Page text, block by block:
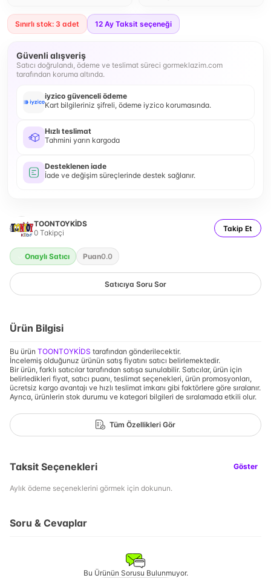
Sınırlı stok: 3 adet 12 Ay Taksit seçeneği
Güvenli alışveriş
Satıcı doğrulandı, ödeme ve teslimat süreci gormeklazim.com
tarafından koruma altında.
iyzico güvenceli ödeme
Kart bilgileriniz şifreli, ödeme iyzico korumasında.
Hızlı teslimat
Tahmini yarın kargoda
Desteklenen iade
İade ve değişim süreçlerinde destek sağlanır.
TOONTOYKİDS
0 Takipçi Takip Et
Onaylı Satıcı Puan0.0
Satıcıya Soru Sor
Ürün Bilgisi
Bu ürün TOONTOYKİDS tarafından gönderilecektir.
İncelemiş olduğunuz ürünün satış fiyatını satıcı belirlemektedir.
Bir ürün, farklı satıcılar tarafından satışa sunulabilir. Satıcılar, ürün için
belirledikleri fiyat, satıcı puanı, teslimat seçenekleri, ürün promosyonları,
ücretsiz kargo avantajı ve hızlı teslimat imkanı gibi faktörlere göre sıralanır.
Ayrıca, ürünlerin stok durumu ve kategori bilgileri de sıralamada etkili olur.
Tüm Özellikleri Gör
Taksit Seçenekleri Göster
Aylık ödeme seçeneklerini görmek için dokunun.
Soru & Cevaplar
Bu Ürünün Sorusu Bulunmuyor.